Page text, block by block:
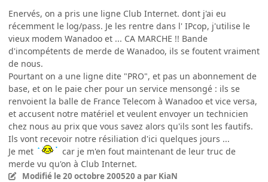
Enervés, on a pris une ligne Club Internet. dont j'ai eu
récemment le log/pass. Je les rentre dans l' IPcop, j'utilise le
vieux modem Wanadoo et ... CA MARCHE !! Bande
d'incompétents de merde de Wanadoo, ils se foutent vraiment
de nous.
Pourtant on a une ligne dite "PRO", et pas un abonnement de
base, et on le paie cher pour un service mensongé : ils se
renvoient la balle de France Telecom à Wanadoo et vice versa,
et accusent notre matériel et veulent envoyer un technicien
chez nous au prix que vous savez alors qu'ils sont les fautifs.
Ils vont recevoir notre résiliation d'ici quelques jours ...
Je met
car je m'en fout maintenant de leur truc de
merde vu qu'on à Club Internet.
Modifié le 20 octobre 200520 a par KiaN